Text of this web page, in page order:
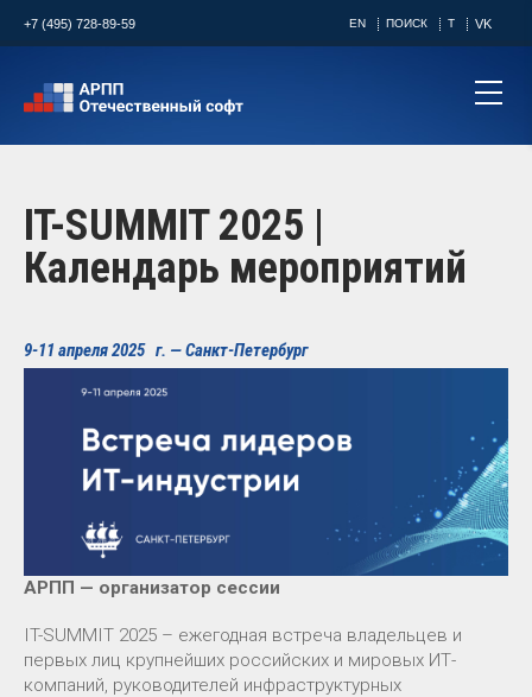
+7 (495) 728-89-59 EN ПОИСК T VK
IT-SUMMIT 2025 |
Календарь мероприятий
9-11 апреля 2025 г. — Санкт-Петербург
АРПП — организатор сессии
IT-SUMMIT 2025 – ежегодная встреча владельцев и
первых лиц крупнейших российских и мировых ИТ-
компаний, руководителей инфраструктурных